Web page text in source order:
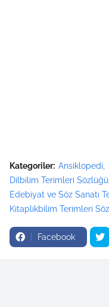
Kategoriler: Ansiklopedi
Dilbilim Terimleri Sözlüğü
Edebiyat ve Söz Sanatı
Kitaplıkbilim Terimleri
Facebook